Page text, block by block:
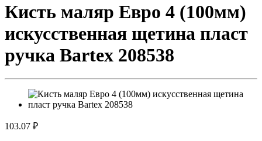
Кисть маляр Евро 4 (100мм)
искусственная щетина пласт
ручка Bartex 208538
103.07 ₽